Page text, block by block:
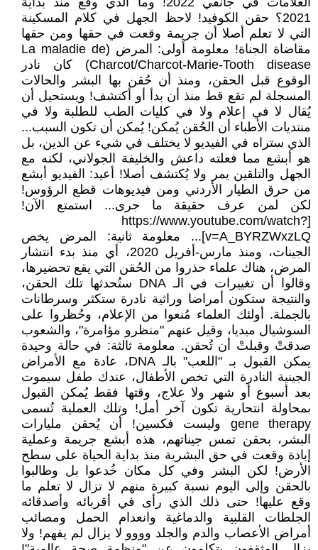
2021؟ حقن الكوفيد! لاحظ الجهل في كلام المسكينة
التي لا تعلم أصلا أن جريمة وقعت في حقها ومن حقها
مقاضاة الجناة! معلومة أولى: المرض (La maladie de
Charcot/Charcot-Marie-Tooth disease) كان نادر
الوقوع قبل الحقن، ومنذ أن حُقن بها البشر والحالات
المسجلة لم تقع قط منذ أن بدأ أو أكتشف! ويستحيل أن
يُقال لا في إعلام ولا في كليات الطب للطلبة ولا في
منتديات الأطباء أن الحُقن يُمكن! يُمكن أن تكون السبب...
الذي ستراه في الفيديو لا يختلف في شيء عن الدين، بل
هو أبشع مما فعلته داعش والخليفة الجولاني، لكنه مع
الجهل والتلقين يمر ولا يُكتشف أصلا! أعيد: الفيديو أبشع
من حرق الطيار الأردني ومن فيديوهات قطع الرؤوس!
لكن لمن عرف حقيقة ما جرى... استمتع الآن!
[https://www.youtube.com/watch?
v=A_BYRZWxzLQ]... معلومة ثانية: المرض يخص
الجينات، ومنذ مارس-أفريل 2020، أي منذ بدء انتشار
المرض، هناك علماء حذروا من الحُقن التي يقع تحضيرها،
وقالوا أن تغييرات في الـ DNA ستُحدثها تلك الحقن،
والنتيجة ستكون أمراضا وراثية نادرة ستكثر وسرطانات
بالجملة. أولئك العلماء مُنعوا من الإعلام، وحُظروا على
السوشيال ميديا، وقيل عنهم "منظرو مؤامرة"، والشعوب
صدقتْ وقبلتْ أن تُحقن. معلومة ثالثة: في حالة وحيدة
يمكن القبول بـ "اللعب" بالـ DNA، عادة مع الأمراض
الجينية النادرة التي تخص الأطفال، عندك طفل سيموت
بعد أسبوع أو شهر ولا علاج، وقتها فقط يُمكن القبول
بمحاولة انتحارية تكون آخر أمل! وتلك العملية تُسمى
gene therapy وليست فكسين! أن يُحقن مليارات
البشر، بحقن تمس جيناتهم، هذه أبشع جريمة وعملية
إبادة وقعت في حق البشرية منذ بداية الحياة على سطح
الأرض! لكن البشر وفي كل مكان خُدعوا بل وطالبوا
بالحقن وإلى اليوم نسبة كبيرة منهم لا تزال لا تعلم ما
وقع عليها! حتى ذلك الذي رأى في أقربائه وأصدقائه
الجلطات القلبية والدماغية وانعدام الحمل ومصائب
أمراض الأعصاب والدم والجلد وووو لا يزال لم يفهم! ولا